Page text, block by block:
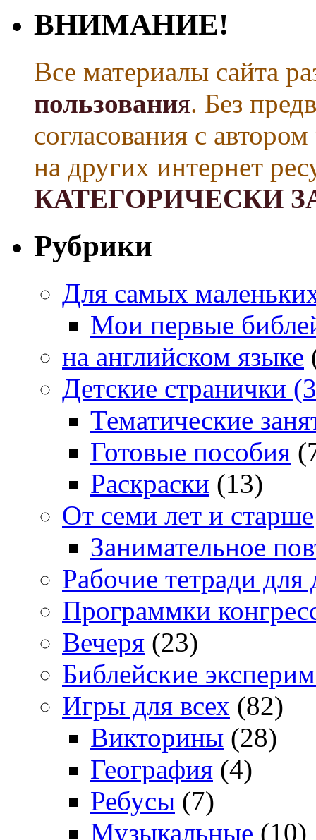
ВНИМАНИЕ!
Все материалы сайта
пользования. Без
согласования с
на других интернет
КАТЕГОРИЧЕСКИ
Рубрики
Для самых
Мои первые
на английском языке
Детские странички
Тематические
Готовые пособия
Раскраски (13)
От семи лет и старше
Занимательное
Рабочие тетради для
Программки
Вечеря (23)
Библейские
Игры для всех (82)
Викторины (28)
География (4)
Ребусы (7)
Музыкальные (10)